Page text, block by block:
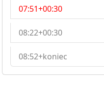
07:51+00:30
08:22+00:30
08:52+koniec